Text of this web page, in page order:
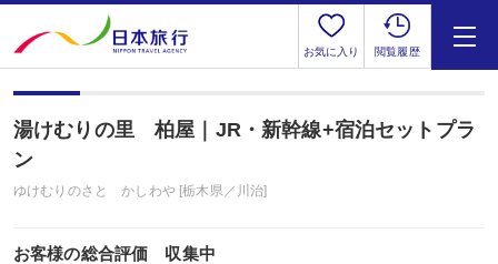
お気に入り 閲覧履歴
湯けむりの里 柏屋｜JR・新幹線+宿泊セットプラ
ン
ゆけむりのさと かしわや [栃木県／川治]
お客様の総合評価 収集中